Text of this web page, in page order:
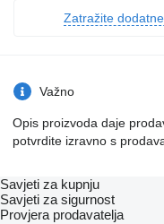
Zatražite
Važno
Opis proizvoda daje
potvrdite izravno s
Savjeti za kupnju
Savjeti za sigurnost
Provjera prodavatelja